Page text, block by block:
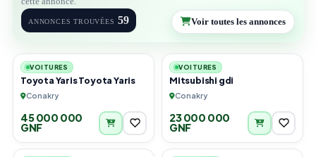
ANNONCES TROUVÉES 59 Voir toutes les annonces
VOITURES
Toyota Yaris Toyota Yaris
Conakry
45 000 000
GNF
VOITURES
Mitsubishi gdi
Conakry
23 000 000
GNF
4 2